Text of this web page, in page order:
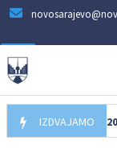
IZDVAJAMO
07.08.2026